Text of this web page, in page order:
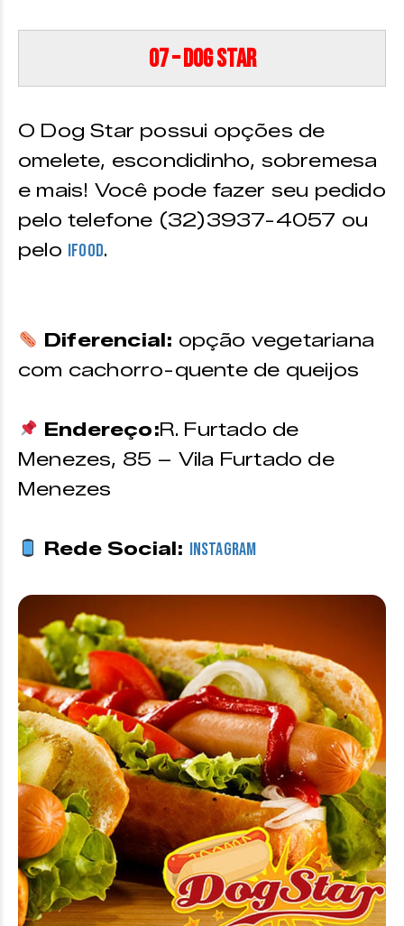
07 – Dog Star
O Dog Star possui opções de
omelete, escondidinho, sobremesa
e mais! Você pode fazer seu pedido
pelo telefone (32)3937-4057 ou
pelo Ifood.
Diferencial: opção vegetariana
com cachorro-quente de queijos
Endereço:R. Furtado de
Menezes, 85 – Vila Furtado de
Menezes
Rede Social: Instagram